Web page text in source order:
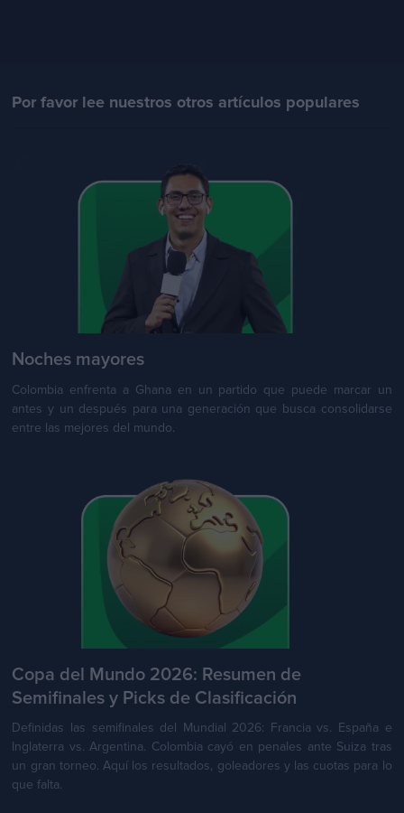
Por favor lee nuestros otros artículos populares
Noches mayores
Colombia enfrenta a Ghana en un partido que puede marcar un
antes y un después para una generación que busca consolidarse
entre las mejores del mundo.
Copa del Mundo 2026: Resumen de
Semifinales y Picks de Clasificación
Definidas las semifinales del Mundial 2026: Francia vs. España e
Inglaterra vs. Argentina. Colombia cayó en penales ante Suiza tras
un gran torneo. Aquí los resultados, goleadores y las cuotas para lo
que falta.